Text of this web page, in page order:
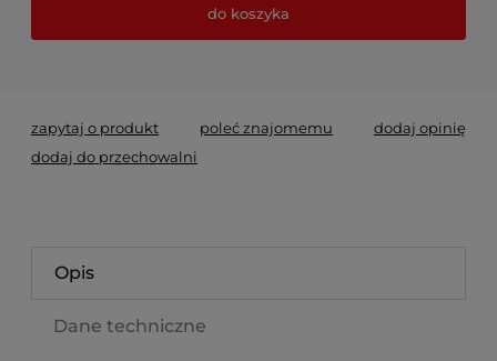
do koszyka
zapytaj o produkt poleć znajomemu
dodaj opinię
dodaj do przechowalni
Opis
Dane techniczne